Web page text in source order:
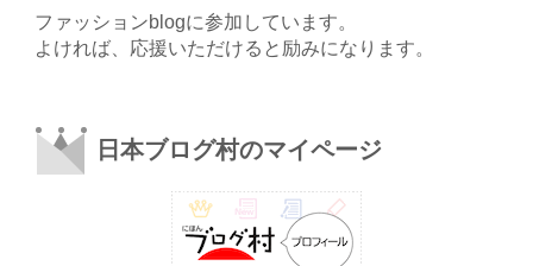
ファッションblogに参加しています。
よければ、応援いただけると励みになります。
日本ブログ村のマイページ